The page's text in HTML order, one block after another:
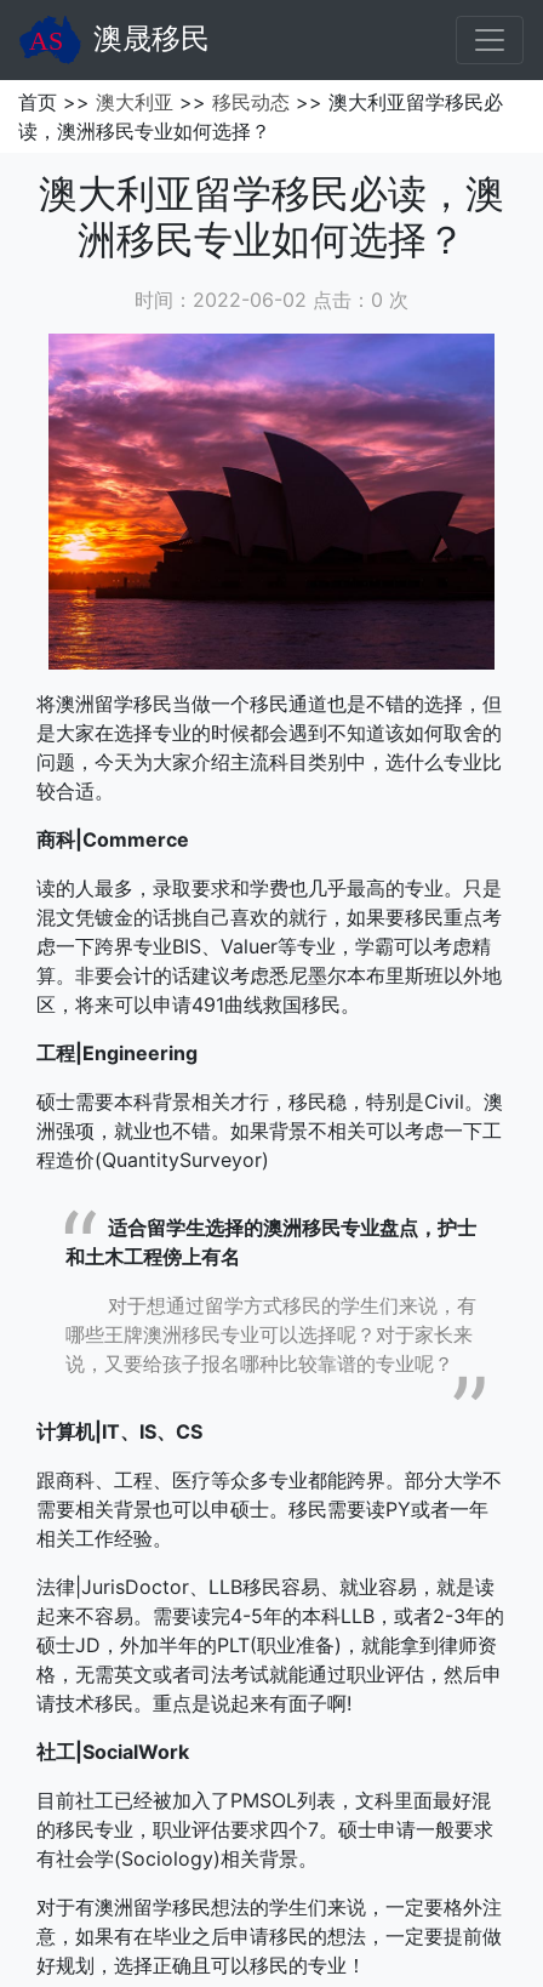
澳晟移民
首页 >> 澳大利亚 >> 移民动态 >> 澳大利亚留学移民必
读，澳洲移民专业如何选择？
澳大利亚留学移民必读，澳
洲移民专业如何选择？
时间：2022-06-02 点击： 0 次
将澳洲留学移民当做一个移民通道也是不错的选择，但
是大家在选择专业的时候都会遇到不知道该如何取舍的
问题，今天为大家介绍主流科目类别中，选什么专业比
较合适。
商科|Commerce
读的人最多，录取要求和学费也几乎最高的专业。只是
混文凭镀金的话挑自己喜欢的就行，如果要移民重点考
虑一下跨界专业BIS、Valuer等专业，学霸可以考虑精
算。非要会计的话建议考虑悉尼墨尔本布里斯班以外地
区，将来可以申请491曲线救国移民。
工程|Engineering
硕士需要本科背景相关才行，移民稳，特别是Civil。澳
洲强项，就业也不错。如果背景不相关可以考虑一下工
程造价(QuantitySurveyor)
适合留学生选择的澳洲移民专业盘点，护士
和土木工程傍上有名
对于想通过留学方式移民的学生们来说，有
哪些王牌澳洲移民专业可以选择呢？对于家长来
说，又要给孩子报名哪种比较靠谱的专业呢？
计算机|IT、IS、CS
跟商科、工程、医疗等众多专业都能跨界。部分大学不
需要相关背景也可以申硕士。移民需要读PY或者一年
相关工作经验。
法律|JurisDoctor、LLB移民容易、就业容易，就是读
起来不容易。需要读完4-5年的本科LLB，或者2-3年的
硕士JD，外加半年的PLT(职业准备)，就能拿到律师资
格，无需英文或者司法考试就能通过职业评估，然后申
请技术移民。重点是说起来有面子啊!
社工|SocialWork
目前社工已经被加入了PMSOL列表，文科里面最好混
的移民专业，职业评估要求四个7。硕士申请一般要求
有社会学(Sociology)相关背景。
对于有澳洲留学移民想法的学生们来说，一定要格外注
意，如果有在毕业之后申请移民的想法，一定要提前做
好规划，选择正确且可以移民的专业！